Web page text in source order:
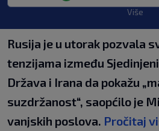
Više
Rusija je u utorak pozvala
tenzijama između
Država i Irana da pokažu
suzdržanost“, saopćilo je
vanjskih poslova. Pročitaj